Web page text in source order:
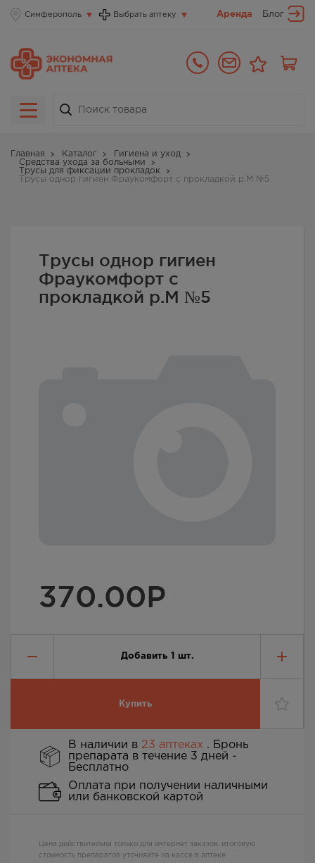
Симферополь Выбрать аптеку Аренда Блог
Главная Каталог
Гигиена и уход
Средства ухода за больными
Трусы для фиксации прокладок
Трусы однор гигиен Фраукомфорт с прокладкой р.М №5
Трусы однор гигиен
Фраукомфорт с
прокладкой р.М №5
370.00Р
Добавить 1 шт.
Купить
В наличии в 23 аптеках . Бронь
препарата в течение 3 дней -
Бесплатно
Оплата при получении наличными
или банковской картой
Цена действительна только для интернет заказов, итоговую
стоимость препаратов уточняйте на кассе в аптеке